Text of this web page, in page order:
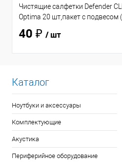
Чистящие салфетки Defender
Optima 20 шт,пакет с подвесом
40 ₽ / шт
Каталог
Ноутбуки и аксессуары
Комплектующие
Акустика
Периферийное оборудование